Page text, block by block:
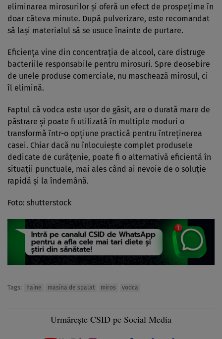
eliminarea mirosurilor și oferă un efect de prospețime în
doar câteva minute. După pulverizare, este recomandat
să lași materialul să se usuce înainte de purtare.
Eficiența vine din concentrația de alcool, care distruge
bacteriile responsabile pentru mirosuri. Spre deosebire
de unele produse comerciale, nu maschează mirosul, ci
îl elimină.
Faptul că vodca este ușor de găsit, are o durată mare de
păstrare și poate fi utilizată în multiple moduri o
transformă într-o opțiune practică pentru întreținerea
casei. Chiar dacă nu înlocuiește complet produsele
dedicate de curățenie, poate fi o alternativă eficientă în
situații punctuale, mai ales când ai nevoie de o soluție
rapidă și la îndemână.
Foto: shutterstock
Tags: haine masina de spalat miros vodca
Urmărește CSID pe Social Media